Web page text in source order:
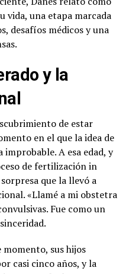
vida, una etapa marcada
desafíos médicos y una
y la
de estar
en el que la idea de
A esa edad, y
de fertilización in
que la llevó a
«Llamé a mi obstetra
Fue como un
sus hijos
casi cinco años, y la